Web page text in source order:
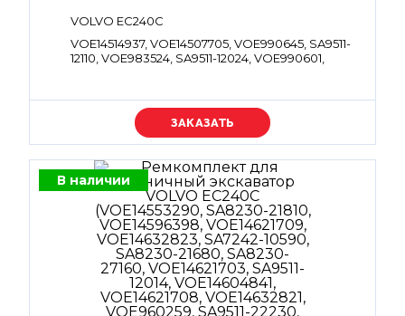
VOLVO EC240C
VOE14514937, VOE14507705, VOE990645, SA9511-
12110, VOE983524, SA9511-12024, VOE990601,
Уточняйте цену
В наличии